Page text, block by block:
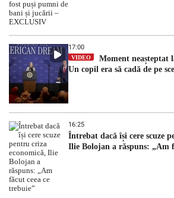
17:00
VIDEO
Moment neașteptat
Un copil era să cadă de pe
16:25
Întrebat dacă își cere scuze
Ilie Bolojan a răspuns: „Am